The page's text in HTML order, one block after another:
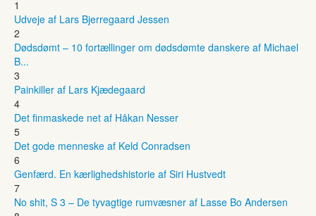
1
Udveje af Lars Bjerregaard Jessen
2
Dødsdømt – 10 fortællinger om dødsdømte danskere af Michael
B...
3
Painkiller af Lars Kjædegaard
4
Det finmaskede net af Håkan Nesser
5
Det gode menneske af Keld Conradsen
6
Genfærd. En kærlighedshistorie af Siri Hustvedt
7
No shit, S 3 – De tyvagtige rumvæsner af Lasse Bo Andersen